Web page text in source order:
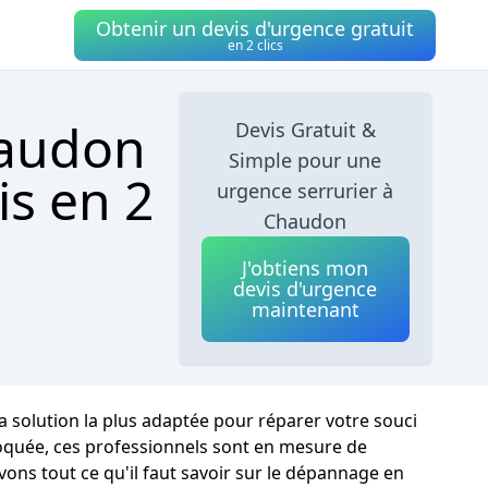
Obtenir un devis d'urgence gratuit
en 2 clics
en 2
Devis Gratuit &
Simple pour une
urgence serrurier à
Chaudon
J'obtiens mon
devis d'urgence
maintenant
solution la plus adaptée pour réparer votre souci
ces professionnels sont en mesure de
tout ce qu'il faut savoir sur le dépannage en